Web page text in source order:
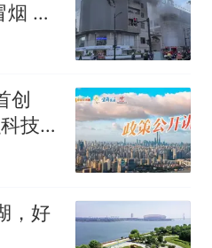
消
创
技人
，好